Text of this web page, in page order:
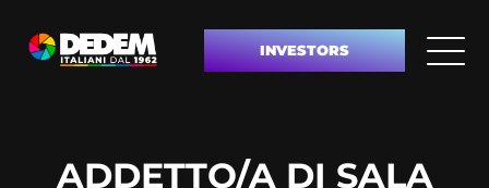
INVESTORS
ADDETTO/A DI SALA